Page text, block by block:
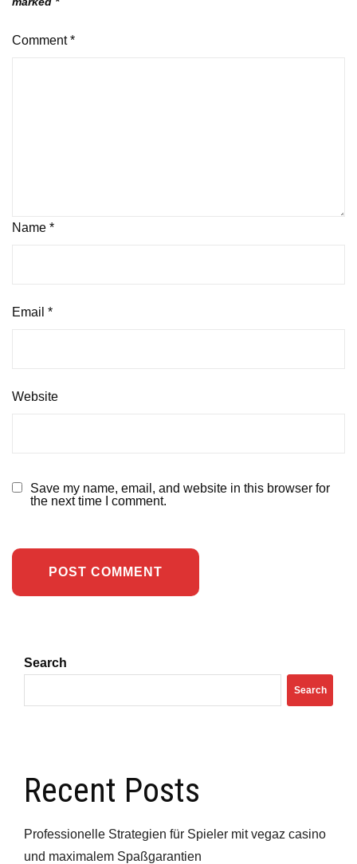
Comment*
Name *
Email *
Website
Save my name, email, and website in this browser for
the next time I comment.
Search
Search
Recent Posts
Professionelle Strategien für Spieler mit vegaz casino
und maximalem Spaßgarantien